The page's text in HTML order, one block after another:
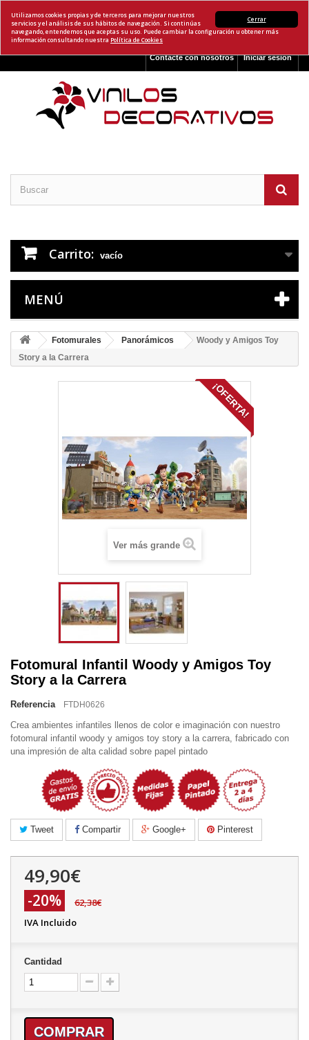
Cerrar
Utilizamos cookies propias y de terceros para mejorar nuestros
servicios y el análisis de sus hábitos de navegación. Si continúas
navegando, entendemos que aceptas su uso. Puede cambiar la configuración u obtener más
información consultando nuestra Política de Cookies
Iniciar sesión
Contacte con nosotros
Carrito: vacío
MENÚ
Fotomurales Panorámicos
Woody y Amigos Toy
Story a la Carrera
¡OFERTA!
Ver más grande
Fotomural Infantil Woody y Amigos Toy
Story a la Carrera
Referencia FTDH0626
Crea ambientes infantiles llenos de color e imaginación con nuestro
fotomural infantil woody y amigos toy story a la carrera, fabricado con
una impresión de alta calidad sobre papel pintado
Tweet Compartir Google+ Pinterest
49,90€
-20%
62,38€
IVA Incluido
Cantidad
COMPRAR